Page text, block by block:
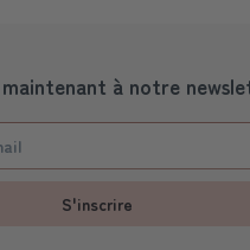
à notre
S'inscrire